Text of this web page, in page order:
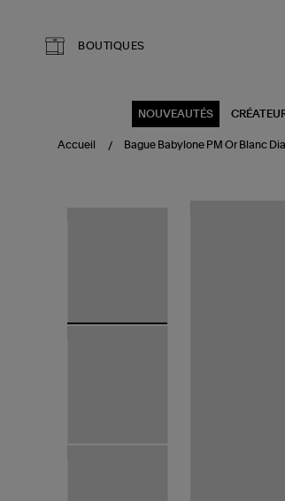
BOUTIQUES
NOUVEAUTÉS
Accueil Bague Babylone PM Or Blanc